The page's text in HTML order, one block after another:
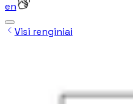
en
Visi renginiai